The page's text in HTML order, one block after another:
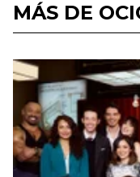
MÁS DE